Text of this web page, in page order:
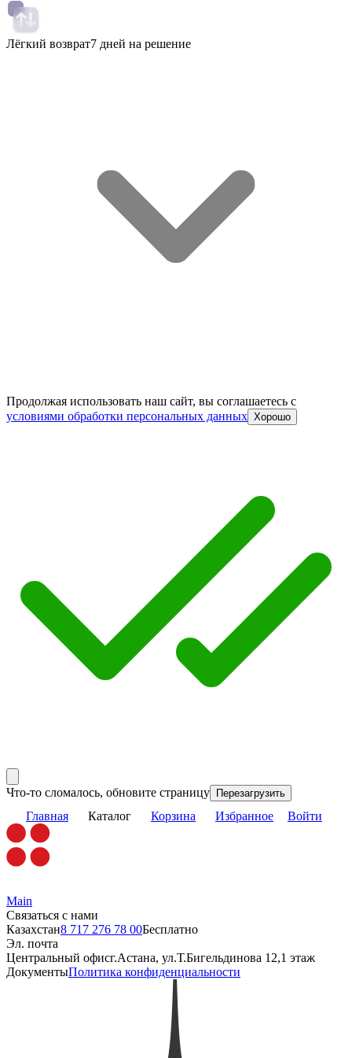
Лёгкий возврат7 дней на решение
Продолжая использовать наш сайт, вы соглашаетесь c
условиями обработки персональных данных Хорошо
Что-то сломалось, обновите страницу Перезагрузить
Главная Каталог Корзина Избранное Войти
Main
Связаться с нами
Казахстан8 717 276 78 00Бесплатно
Эл. почта
Центральный офисг.Астана, ул.Т.Бигельдинова 12,1 этаж
ДокументыПолитика конфиденциальности